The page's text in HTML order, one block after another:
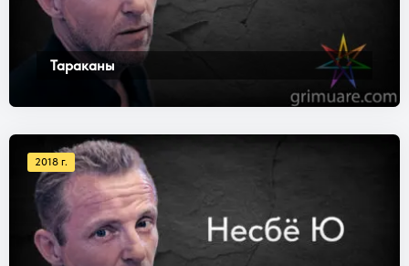
Тараканы
2018 г.